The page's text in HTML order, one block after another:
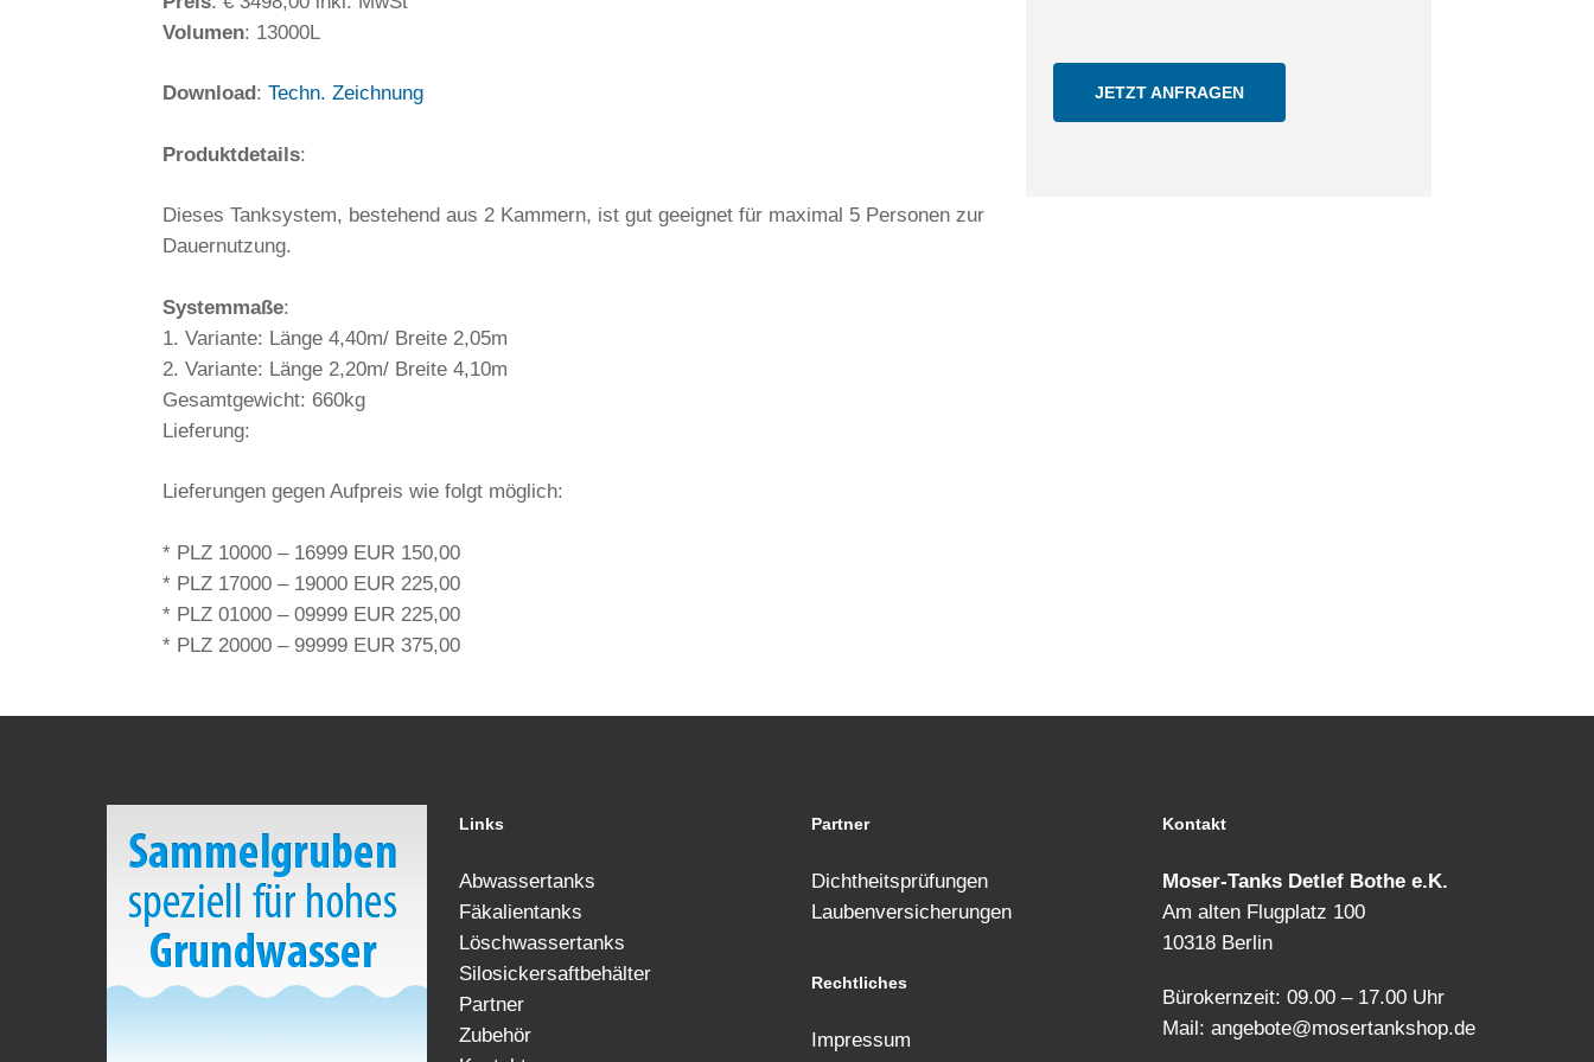
Volumen: 13000L
Download: Techn. Zeichnung
Produktdetails:
Dieses Tanksystem, bestehend aus 2 Kammern, ist gut geeignet für maximal 5 Personen zur
Dauernutzung.
Systemmaße:
1. Variante: Länge 4,40m/ Breite 2,05m
2. Variante: Länge 2,20m/ Breite 4,10m
Gesamtgewicht: 660kg
Lieferung:
Lieferungen gegen Aufpreis wie folgt möglich:
* PLZ 10000 – 16999 EUR 150,00
* PLZ 17000 – 19000 EUR 225,00
* PLZ 01000 – 09999 EUR 225,00
* PLZ 20000 – 99999 EUR 375,00
JETZT ANFRAGEN
Links
Abwassertanks
Fäkalientanks
Löschwassertanks
Silosickersaftbehälter
Partner
Zubehör
Partner
Dichtheitsprüfungen
Laubenversicherungen
Rechtliches
Impressum
Kontakt
Moser-Tanks Detlef Bothe e.K.
Am alten Flugplatz 100
10318 Berlin
Bürokernzeit: 09.00 – 17.00 Uhr
Mail:angebote@mosertankshop.de